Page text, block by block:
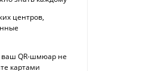
центров,
ваш QR-шмюар не
картами